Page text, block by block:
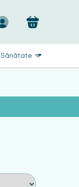
Sănătate